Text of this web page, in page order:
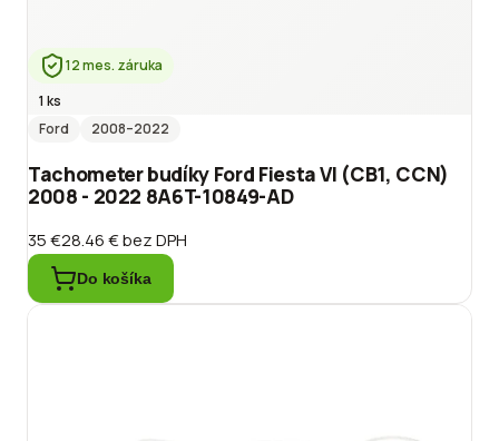
12 mes. záruka
1 ks
Ford
2008–2022
Tachometer budíky Ford Fiesta VI (CB1, CCN)
2008 - 2022 8A6T-10849-AD
35 €28.46 €bez DPH
Do košíka